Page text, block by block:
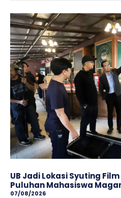
UB Jadi Lokasi Syuting
Puluhan Mahasiswa
07/08/2026